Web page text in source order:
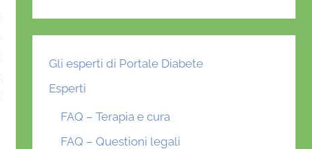
Gli esperti di Portale Diabete
Esperti
FAQ – Terapia e cura
FAQ – Questioni legali